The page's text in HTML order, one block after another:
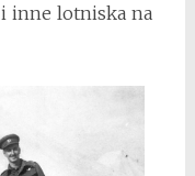
inne lotniska na